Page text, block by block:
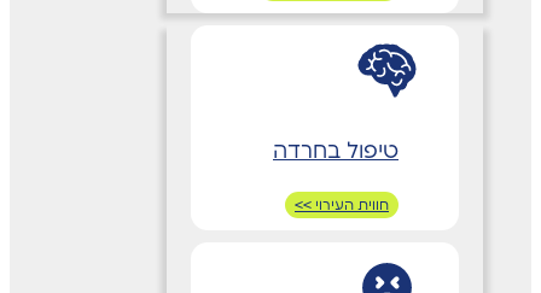
טיפול בחרדה
חווית העירוי >>